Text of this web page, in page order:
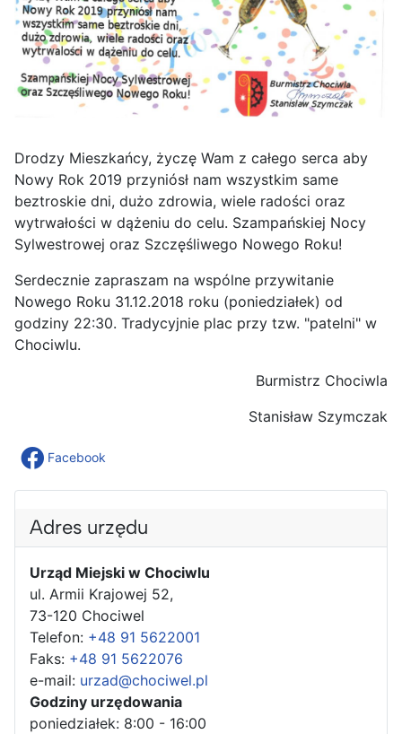
Drodzy Mieszkańcy, życzę Wam z całego serca aby
Nowy Rok 2019 przyniósł nam wszystkim same
beztroskie dni, dużo zdrowia, wiele radości oraz
wytrwałości w dążeniu do celu. Szampańskiej Nocy
Sylwestrowej oraz Szczęśliwego Nowego Roku!
Serdecznie zapraszam na wspólne przywitanie
Nowego Roku 31.12.2018 roku (poniedziałek) od
godziny 22:30. Tradycyjnie plac przy tzw. "patelni" w
Chociwlu.
Burmistrz Chociwla
Stanisław Szymczak
Facebook
Adres urzędu
Urząd Miejski w Chociwlu
ul. Armii Krajowej 52,
73-120 Chociwel
Telefon: +48 91 5622001
Faks: +48 91 5622076
e-mail: urzad@chociwel.pl
Godziny urzędowania
poniedziałek: 8:00 - 16:00